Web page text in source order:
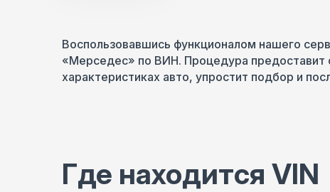
Воспользовавшись функционалом нашего
«Мерседес» по ВИН. Процедура предоставит
характеристиках авто, упростит подбор и
Где находится VIN